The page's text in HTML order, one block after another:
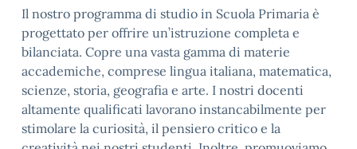
Il nostro programma di studio in Scuola Primaria è
progettato per offrire un’istruzione completa e
bilanciata. Copre una vasta gamma di materie
accademiche, comprese lingua italiana, matematica,
scienze, storia, geografia e arte. I nostri docenti
altamente qualificati lavorano instancabilmente per
stimolare la curiosità, il pensiero critico e la